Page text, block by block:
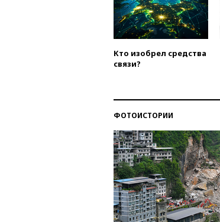
Кто изобрел средства
связи?
ФОТОИСТОРИИ